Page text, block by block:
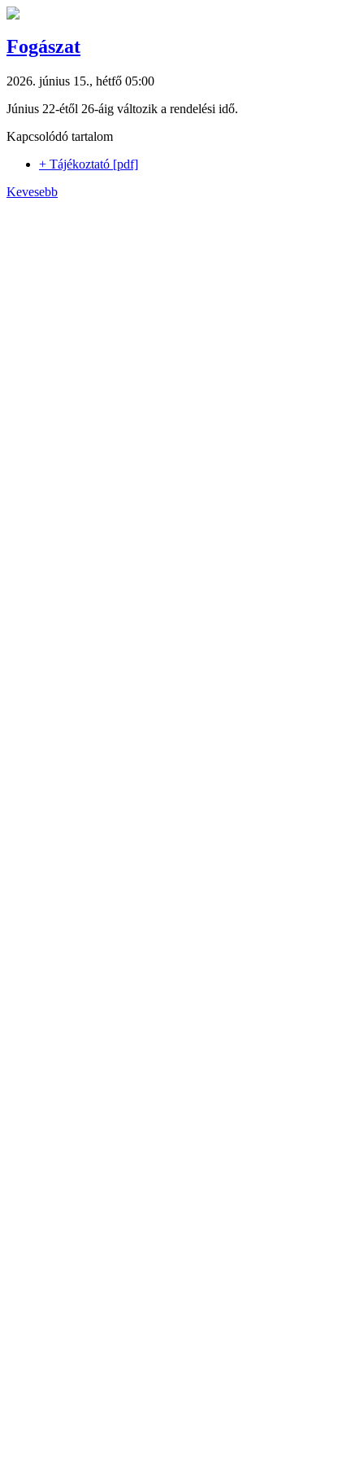
Fogászat
2026. június 15., hétfő 05:00
Június 22-étől 26-áig változik a rendelési idő.
Kapcsolódó tartalom
+ Tájékoztató [pdf]
Kevesebb